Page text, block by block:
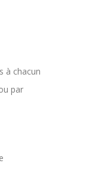
à chacun
par